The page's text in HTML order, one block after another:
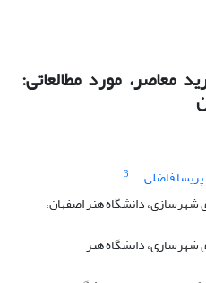
معاصر، مورد مطالعاتی:
پریسا فاضلی
3
دانشگاه هنر اصفهان،
شهرسازی، دانشگاه هنر